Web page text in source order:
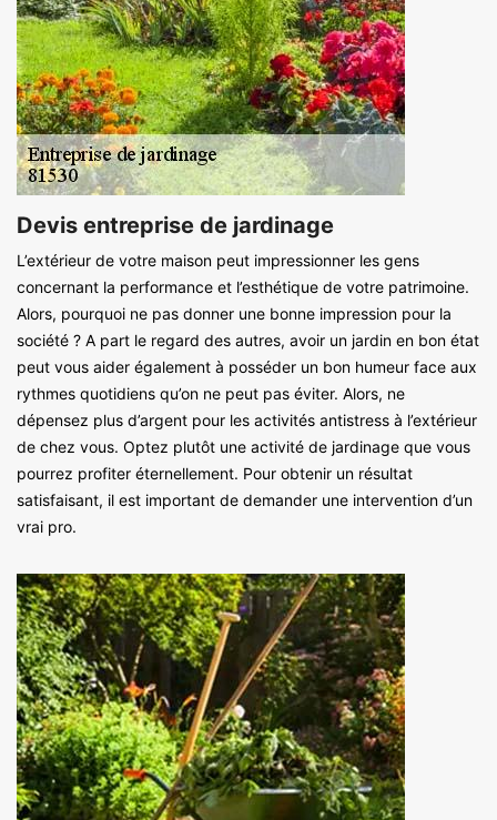
Devis entreprise de jardinage
L’extérieur de votre maison peut impressionner les gens
concernant la performance et l’esthétique de votre patrimoine.
Alors, pourquoi ne pas donner une bonne impression pour la
société ? A part le regard des autres, avoir un jardin en bon état
peut vous aider également à posséder un bon humeur face aux
rythmes quotidiens qu’on ne peut pas éviter. Alors, ne
dépensez plus d’argent pour les activités antistress à l’extérieur
de chez vous. Optez plutôt une activité de jardinage que vous
pourrez profiter éternellement. Pour obtenir un résultat
satisfaisant, il est important de demander une intervention d’un
vrai pro.